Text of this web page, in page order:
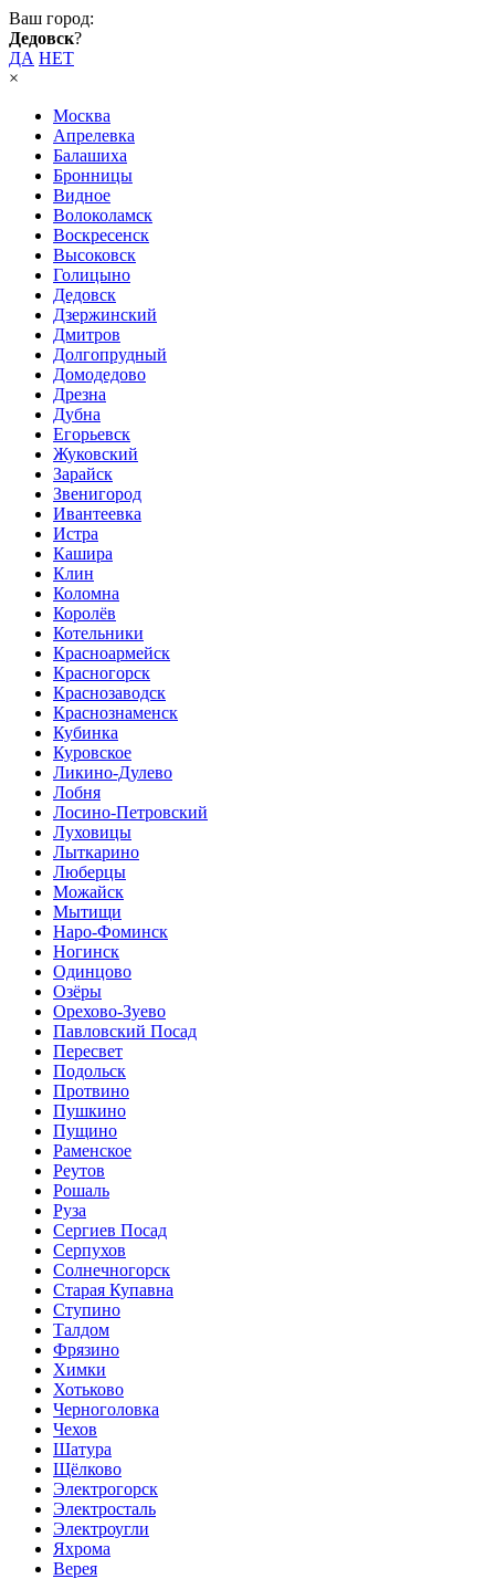
Ваш город:
Дедовск?
ДА НЕТ
×
Москва
Апрелевка
Балашиха
Бронницы
Видное
Волоколамск
Воскресенск
Высоковск
Голицыно
Дедовск
Дзержинский
Дмитров
Долгопрудный
Домодедово
Дрезна
Дубна
Егорьевск
Жуковский
Зарайск
Звенигород
Ивантеевка
Истра
Кашира
Клин
Коломна
Королёв
Котельники
Красноармейск
Красногорск
Краснозаводск
Краснознаменск
Кубинка
Куровское
Ликино-Дулево
Лобня
Лосино-Петровский
Луховицы
Лыткарино
Люберцы
Можайск
Мытищи
Наро-Фоминск
Ногинск
Одинцово
Озёры
Орехово-Зуево
Павловский Посад
Пересвет
Подольск
Протвино
Пушкино
Пущино
Раменское
Реутов
Рошаль
Руза
Сергиев Посад
Серпухов
Солнечногорск
Старая Купавна
Ступино
Талдом
Фрязино
Химки
Хотьково
Черноголовка
Чехов
Шатура
Щёлково
Электрогорск
Электросталь
Электроугли
Яхрома
Верея